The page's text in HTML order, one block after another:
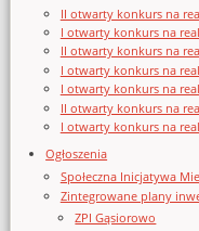
II otwarty konkurs na
I otwarty konkurs na
II otwarty konkurs na
I otwarty konkurs na
I otwarty konkurs na
II otwarty konkurs na
I otwarty konkurs na
Ogłoszenia
Społeczna Inicjatywa
Zintegrowane plany
ZPI Gąsiorowo